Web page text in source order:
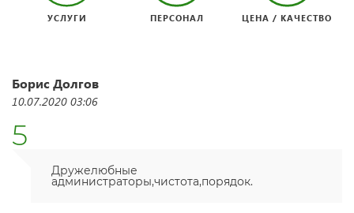
УСЛУГИ ПЕРСОНАЛ ЦЕНА / КАЧЕСТВО
Борис Долгов
10.07.2020 03:06
5
Дружелюбные
администраторы,чистота,порядок.